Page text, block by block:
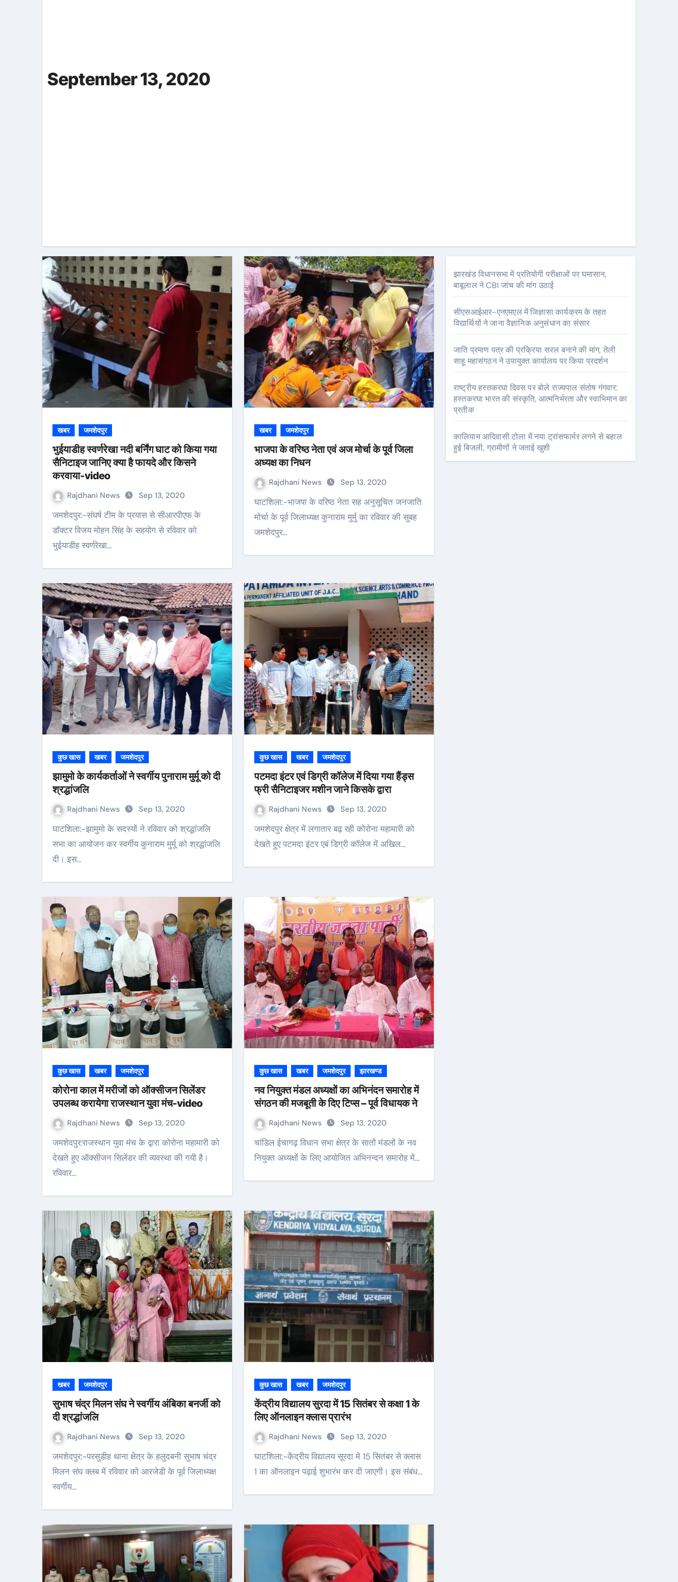
September 13, 2020
खबर जमशेदपुर
भुईयाडीह स्वर्णरेखा नदी बर्निंग घाट को किया गया
सैनिटाइज जानिए क्या है फायदे और किसने
करवाया-video
Rajdhani News Sep 13, 2020
जमशेदपुर:-संघर्ष टीम के प्रयास से सीआरपीएफ के
डॉक्टर विजय मोहन सिंह के सहयोग से रविवार को
भुईयाडीह स्वर्णरेखा…
खबर जमशेदपुर
भाजपा के वरिष्ठ नेता एवं अज मोर्चा के पूर्व जिला
अध्यक्ष का निधन
Rajdhani News Sep 13, 2020
घाटशिला:-भाजपा के वरिष्ठ नेता सह अनुसूचित जनजाति
मोर्चा के पूर्व जिलाध्यक्ष कुनाराम मुर्मु का रविवार की सुबह
जमशेदपुर…
कुछ खास खबर जमशेदपुर
झामुमो के कार्यकर्ताओं ने स्वर्गीय पुनाराम मुर्मू को दी
श्रद्धांजलि
Rajdhani News Sep 13, 2020
घाटशिला:-झामुमो के सदस्यों ने रविवार को श्रद्धांजलि
सभा का आयोजन कर स्वर्गीय कुनाराम मुर्मू को श्रद्धांजलि
दी। इस…
कुछ खास खबर जमशेदपुर
पटमदा इंटर एवं डिग्री कॉलेज में दिया गया हैंड्स
फ्री सैनिटाइजर मशीन जाने किसके द्वारा
Rajdhani News Sep 13, 2020
जमशेदपुर क्षेत्र में लगातार बढ़ रही कोरोना महामारी को
देखते हुए पटमदा इंटर एबं डिग्री कॉलेज में अखिल…
कुछ खास खबर जमशेदपुर
कोरोना काल में मरीजों को ऑक्सीजन सिलेंडर
उपलब्ध करायेगा राजस्थान युवा मंच-video
Rajdhani News Sep 13, 2020
जमशेदपुर:राजस्थान युवा मंच के द्वारा कोरोना महामारी को
देखते हुए ऑक्सीजन सिलेंडर की व्यवस्था की गयी है।
रविवार…
कुछ खास खबर जमशेदपुर झारखण्ड
नव नियुक्त मंडल अध्यक्षों का अभिनंदन समारोह में
संगठन की मजबूती के दिए टिप्स – पूर्व विधायक ने
Rajdhani News Sep 13, 2020
चांडिल ईचागढ़ विधान सभा क्षेत्र के सातों मंडलों के नव
नियुक्त अध्यक्षों के लिए आयोजित अभिनन्दन समारोह में…
खबर जमशेदपुर
सुभाष चंद्र मिलन संघ ने स्वर्गीय अंबिका बनर्जी को
दी श्रद्धांजलि
Rajdhani News Sep 13, 2020
जमशेदपुर:-परसुडीह थाना क्षेेत्र के हलुदबनी सुभाष चंद्र
मिलन संघ क्लब में रविवार को आरजेडी के पूर्व जिलाध्यक्ष
स्वर्गीय…
कुछ खास खबर जमशेदपुर
केंद्रीय विद्यालय सुरदा में 15 सितंबर से कक्षा 1 के
लिए ऑनलाइन क्लास प्रारंभ
Rajdhani News Sep 13, 2020
घाटशिला:-केंद्रीय विद्यालय सूरदा मे 15 सितंबर से क्लास
1 का ऑनलाइन पढ़ाई शुभारंभ कर दी जाएगी। इस संबंध…
झारखंड विधानसभा में प्रतियोगी परीक्षाओं पर घमासान,
बाबूलाल ने CBI जांच की मांग उठाई
सीएसआईआर-एनएमएल में जिज्ञासा कार्यक्रम के तहत
विद्यार्थियों ने जाना वैज्ञानिक अनुसंधान का संसार
जाति प्रमाण पत्र की प्रक्रिया सरल बनाने की मांग, तेली
साहू महासंगठन ने उपायुक्त कार्यालय पर किया प्रदर्शन
राष्ट्रीय हस्तकरघा दिवस पर बोले राज्यपाल संतोष गंगवार:
हस्तकरघा भारत की संस्कृति, आत्मनिर्भरता और स्वाभिमान का
प्रतीक
कालियाम आदिवासी टोला में नया ट्रांसफार्मर लगने से बहाल
हुई बिजली, ग्रामीणों ने जताई खुशी